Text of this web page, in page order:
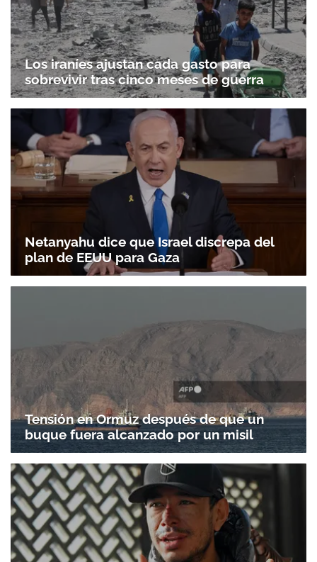
Los iraníes ajustan cada gasto para
sobrevivir tras cinco meses de guerra
Netanyahu dice que Israel discrepa del
plan de EEUU para Gaza
Tensión en Ormuz después de que un
buque fuera alcanzado por un misil